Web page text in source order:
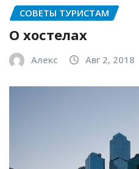
СОВЕТЫ ТУРИСТАМ
О хостелах
Алекс Авг 2, 2018